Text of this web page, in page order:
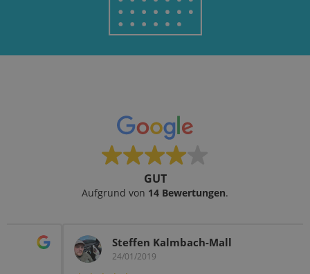
GUT
Aufgrund von 14 Bewertungen.
Steffen Kalmbach-Mall
24/01/2019